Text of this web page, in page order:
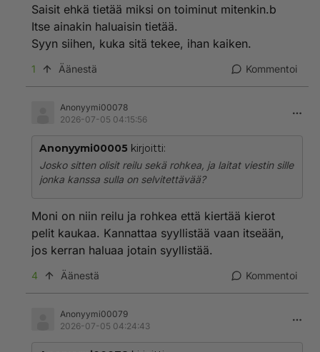
Saisit ehkä tietää miksi on toiminut mitenkin.b
Itse ainakin haluaisin tietää.
Syyn siihen, kuka sitä tekee, ihan kaiken.
1 Äänestä Kommentoi
Anonyymi00078
2026-07-05 04:15:56
Anonyymi00005 kirjoitti:
Josko sitten olisit reilu sekä rohkea, ja laitat viestin sille
jonka kanssa sulla on selvitettävää?
Moni on niin reilu ja rohkea että kiertää kierot
pelit kaukaa. Kannattaa syyllistää vaan itseään,
jos kerran haluaa jotain syyllistää.
4 Äänestä Kommentoi
Anonyymi00079
2026-07-05 04:24:43